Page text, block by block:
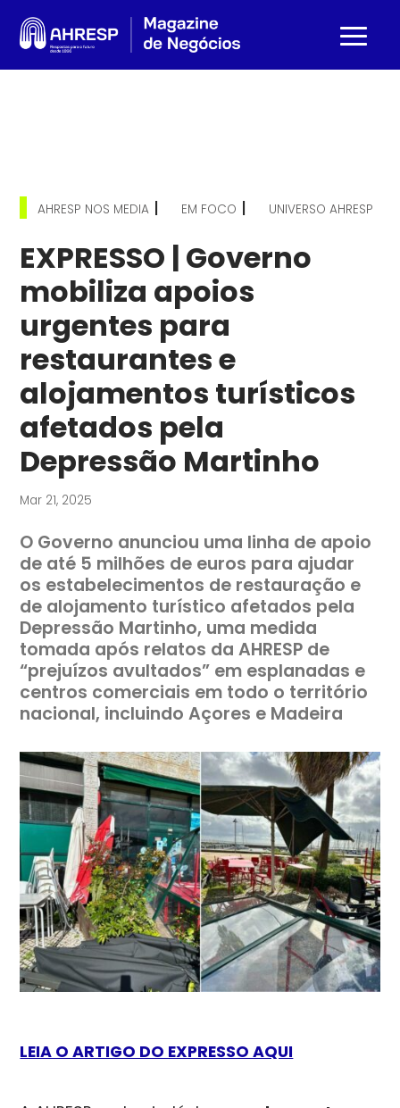
AHRESP NOS MEDIA | EM FOCO | UNIVERSO AHRESP
EXPRESSO | Governo
mobiliza apoios
urgentes para
restaurantes e
alojamentos turísticos
afetados pela
Depressão Martinho
Mar 21, 2025
O Governo anunciou uma linha de apoio
de até 5 milhões de euros para ajudar
os estabelecimentos de restauração e
de alojamento turístico afetados pela
Depressão Martinho, uma medida
tomada após relatos da AHRESP de
“prejuízos avultados” em esplanadas e
centros comerciais em todo o território
nacional, incluindo Açores e Madeira
LEIA O ARTIGO DO EXPRESSO AQUI